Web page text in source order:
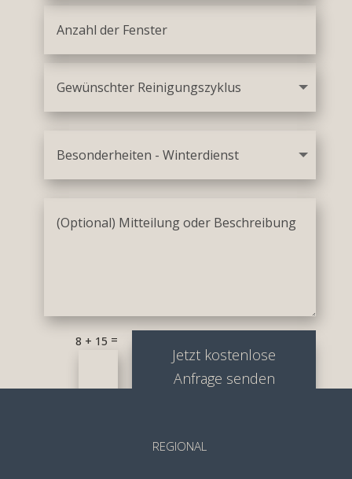
8 + 15 =
Jetzt kostenlose
Anfrage senden
REGIONAL